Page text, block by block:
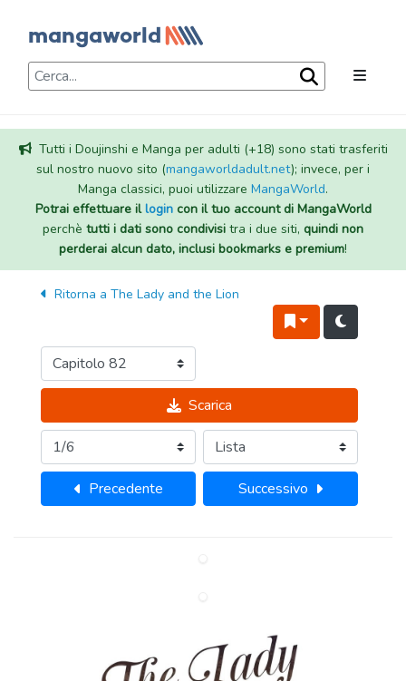
Tutti i Doujinshi e Manga per adulti (+18) sono stati trasferiti
sul nostro nuovo sito (mangaworldadult.net); invece, per i
Manga classici, puoi utilizzare MangaWorld.
Potrai effettuare illogincon il tuo account di MangaWorld
perchè tutti i dati sono condivisi tra i due siti, quindi non
perderai alcun dato, inclusi bookmarks e premium!
Ritorna a The Lady and the Lion
Scarica
Precedente Successivo